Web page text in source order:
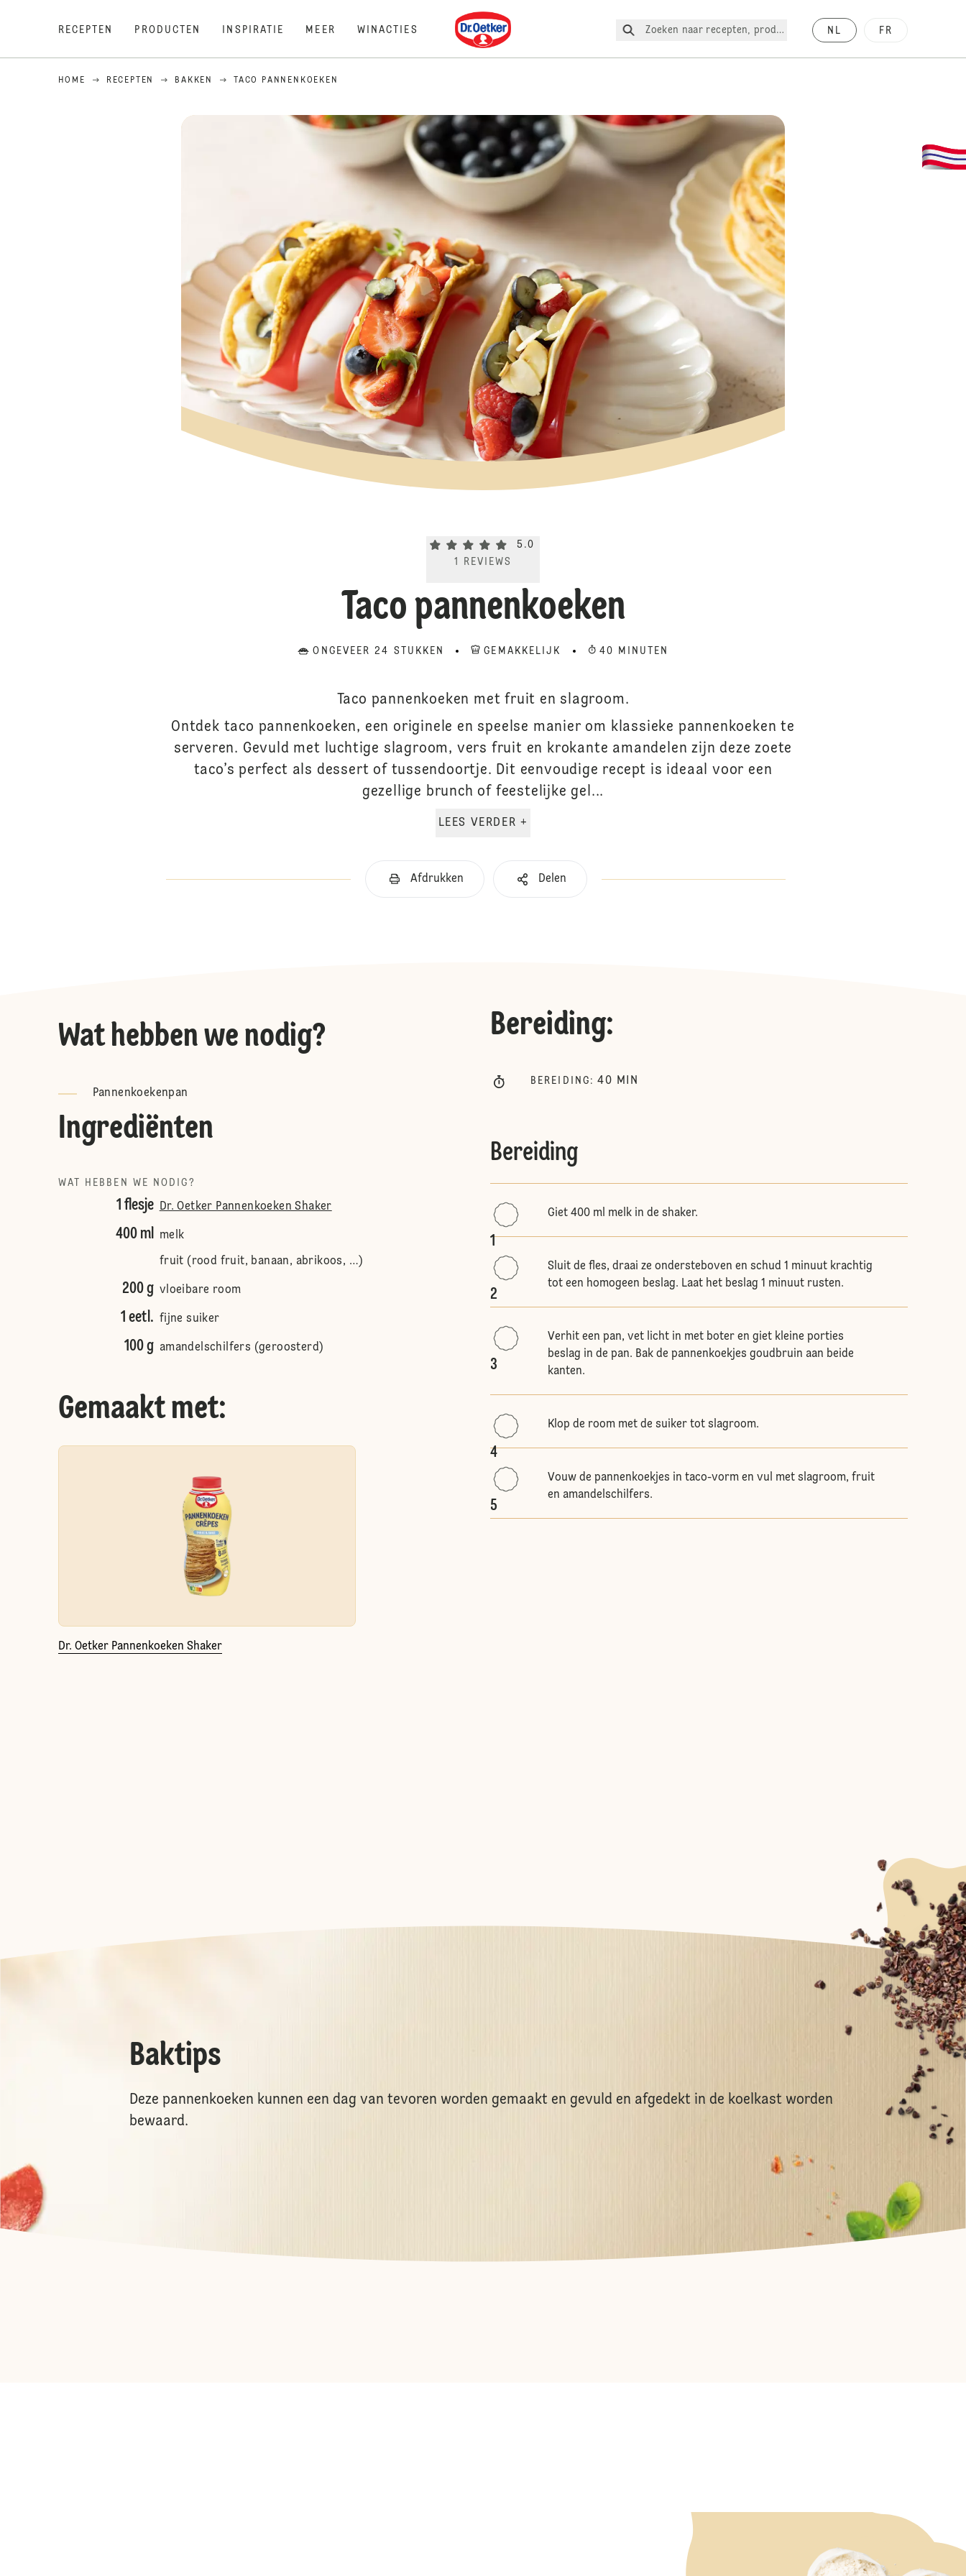
RECEPTEN PRODUCTEN INSPIRATIE MEER WINACTIES
Dr. Oetker
Zoeken naar recepten, producten, enz. NL FR
HOME RECEPTEN BAKKEN TACO PANNENKOEKEN
Current rating 5.0. Click to rate.
5.0
1
REVIEWS
Taco pannenkoeken
ONGEVEER 24 STUKKEN GEMAKKELIJK 40 MINUTEN
Taco pannenkoeken met fruit en slagroom.
Ontdek taco pannenkoeken, een originele en speelse manier om klassieke pannenkoeken te
serveren. Gevuld met luchtige slagroom, vers fruit en krokante amandelen zijn deze zoete
taco’s perfect als dessert of tussendoortje. Dit eenvoudige recept is ideaal voor een
gezellige brunch of feestelijke gel...
LEES VERDER +
Afdrukken Delen
Wat hebben we nodig?
Pannenkoekenpan
Ingrediënten
WAT HEBBEN WE NODIG?
1 flesje Dr. Oetker Pannenkoeken Shaker
400 ml melk
fruit (rood fruit, banaan, abrikoos, …)
200 g vloeibare room
1 eetl. fijne suiker
100 g amandelschilfers (geroosterd)
Gemaakt met:
Dr. Oetker Pannenkoeken Shaker
Bereiding:
BEREIDING : 40 MIN
Bereiding
1
Giet 400 ml melk in de shaker.
2
Sluit de fles, draai ze ondersteboven en schud 1 minuut krachtig
tot een homogeen beslag. Laat het beslag 1 minuut rusten.
3
Verhit een pan, vet licht in met boter en giet kleine porties
beslag in de pan. Bak de pannenkoekjes goudbruin aan beide
kanten.
4
Klop de room met de suiker tot slagroom.
5
Vouw de pannenkoekjes in taco-vorm en vul met slagroom, fruit
en amandelschilfers.
Baktips
Deze pannenkoeken kunnen een dag van tevoren worden gemaakt en gevuld en afgedekt in de koelkast worden
bewaard.